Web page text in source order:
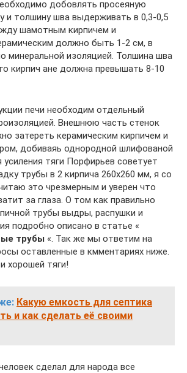
добовлять просеяную
и толшину шва выдерживать в 0,3-0,5
шамотным кирпичем и
должно быть 1-2 см, в
минеральной изоляцией. Толшина шва
кирпич ане должна превышать 8-10
печи необходим отдельный
Внешнюю часть стенок
затереть керамическим кирпичем и
добиваяь однородной шлифованой
тяги Порфирьев советует
трубы в 2 кирпича 260х260 мм, я со
это чрезмерным и уверен что
за глаза. О том как правильно
трубы выдры, распушки и
подробно описано в статье «
трубы «. Так же мы ответим на
оставленные в кмментариях ниже.
хорошей тяги!
Какую емкость для септика
и как сделать её своими
сделал для народа все